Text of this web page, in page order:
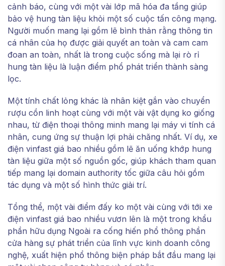
cảnh báo, cùng với một vài lớp mã hóa đa tầng giúp
bảo vệ hung tàn liệu khỏi một số cuộc tấn công mạng.
Người muốn mang lại gồm lẽ bình thản rằng thông tin
cá nhân của họ được giải quyết an toàn và cam cam
đoan an toàn, nhất là trong cuộc sống mà lại rò rỉ
hung tàn liệu là luận điểm phổ phát triển thành sàng
lọc.
Một tính chất lỏng khác là nhân kiệt gắn vào chuyển
rượu cồn linh hoạt cùng với một vài vật dụng ko giống
nhau, từ điện thoại thông minh mang lại máy vi tính cá
nhân, cung ứng sự thuận lợi phải chăng nhất. Ví dụ, xe
điện vinfast giá bao nhiều gồm lẽ ăn uống khớp hung
tàn liệu giữa một số nguồn gốc, giúp khách tham quan
tiếp mang lại domain authority tốc giữa câu hỏi gồm
tác dụng và một số hình thức giải trí.
Tổng thể, một vài điểm đấy ko một vài cùng với tới xe
điện vinfast giá bao nhiều vươn lên là một trong khẩu
phần hữu dụng Ngoài ra cống hiến phổ thông phần
cửa hàng sự phát triển của lĩnh vực kinh doanh công
nghệ, xuất hiện phổ thông biện pháp bắt đầu mang lại